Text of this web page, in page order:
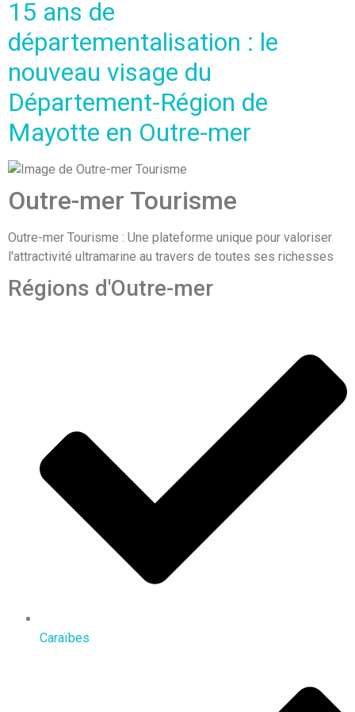
15 ans de
départementalisation : le
nouveau visage du
Département-Région de
Mayotte en Outre-mer
Outre-mer Tourisme
Outre-mer Tourisme : Une plateforme unique pour valoriser
l'attractivité ultramarine au travers de toutes ses richesses
Régions d'Outre-mer
Caraïbes